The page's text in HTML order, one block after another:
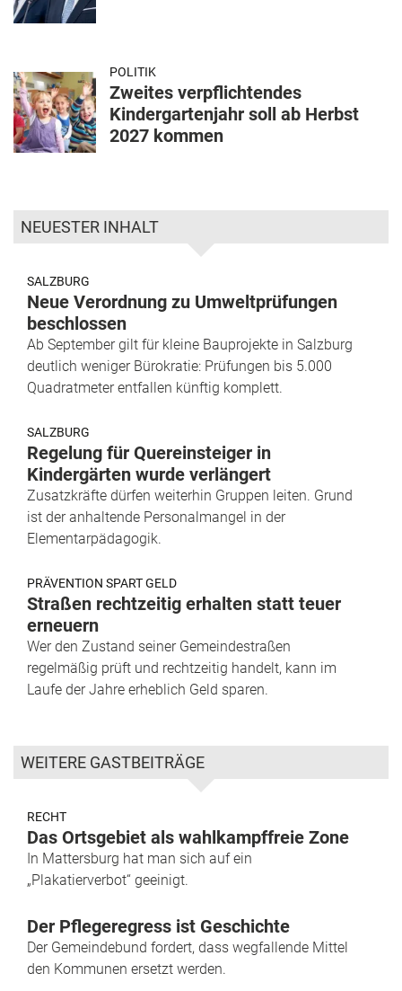
POLITIK
Zweites verpflichtendes
Kindergartenjahr soll ab Herbst
2027 kommen
NEUESTER INHALT
SALZBURG
Neue Verordnung zu Umweltprüfungen
beschlossen
Ab September gilt für kleine Bauprojekte in Salzburg
deutlich weniger Bürokratie: Prüfungen bis 5.000
Quadratmeter entfallen künftig komplett.
SALZBURG
Regelung für Quereinsteiger in
Kindergärten wurde verlängert
Zusatzkräfte dürfen weiterhin Gruppen leiten. Grund
ist der anhaltende Personalmangel in der
Elementarpädagogik.
PRÄVENTION SPART GELD
Straßen rechtzeitig erhalten statt teuer
erneuern
Wer den Zustand seiner Gemeindestraßen
regelmäßig prüft und rechtzeitig handelt, kann im
Laufe der Jahre erheblich Geld sparen.
WEITERE GASTBEITRÄGE
RECHT
Das Ortsgebiet als wahlkampffreie Zone
In Mattersburg hat man sich auf ein
„Plakatierverbot“ geeinigt.
Der Pflegeregress ist Geschichte
Der Gemeindebund fordert, dass wegfallende Mittel
den Kommunen ersetzt werden.